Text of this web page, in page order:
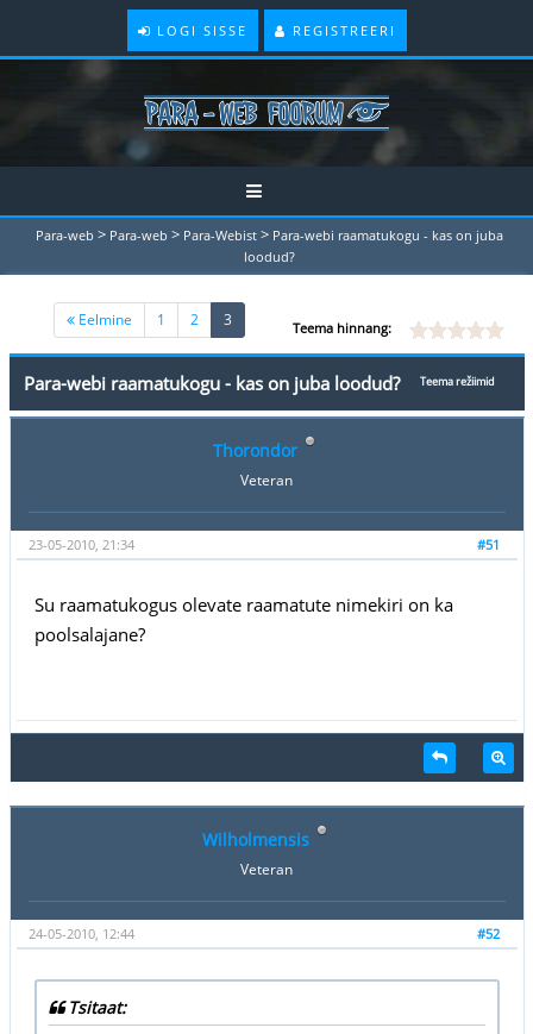
LOGI SISSE REGISTREERI
Para-web > Para-web > Para-Webist > Para-webi raamatukogu - kas on juba
loodud?
Eelmine 1 2 3 Teema hinnang:
Teema režiimid
Para-webi raamatukogu - kas on juba loodud?
Thorondor
Veteran
#51
23-05-2010, 21:34
Su raamatukogus olevate raamatute nimekiri on ka
poolsalajane?
Wilholmensis
Veteran
#52
24-05-2010, 12:44
Tsitaat: